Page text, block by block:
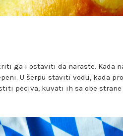
ga i ostaviti da naraste. Kada
U šerpu staviti vodu, kada
peciva, kuvati ih sa obe